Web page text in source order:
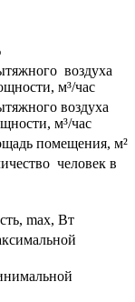
воздуха
м³/час
воздуха
м³/час
помещения, м²
человек в
max, Вт